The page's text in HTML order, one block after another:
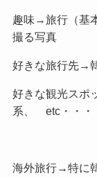
趣味→旅行（基
撮る写真
好きな旅行先→
好きな観光スポ
系、 etc・・・
海外旅行→特に